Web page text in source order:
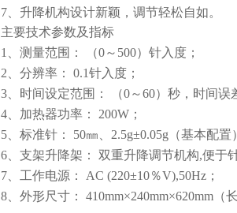
7、升降机构设计新颖，调节轻松自如。
主要技术参数及指标
1、测量范围： （0～500）针入度；
2、分辨率： 0.1针入度；
3、时间设定范围： （0～60）秒，时间误
4、加热器功率： 200W；
5、标准针： 50㎜、2.5g±0.05g（基本配置
6、支架升降架： 双重升降调节机构,便于
7、工作电源： AC (220±10％V),50Hz；
8、外形尺寸： 410mm×240mm×620mm（